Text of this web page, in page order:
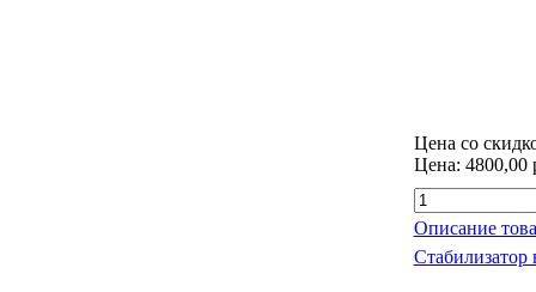
Цена со
Цена: 4800,00
Описание